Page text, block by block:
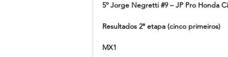
5º Jorge Negretti #9 – JP Pro Honda
Resultados 2ª etapa (cinco primeiros)
MX1